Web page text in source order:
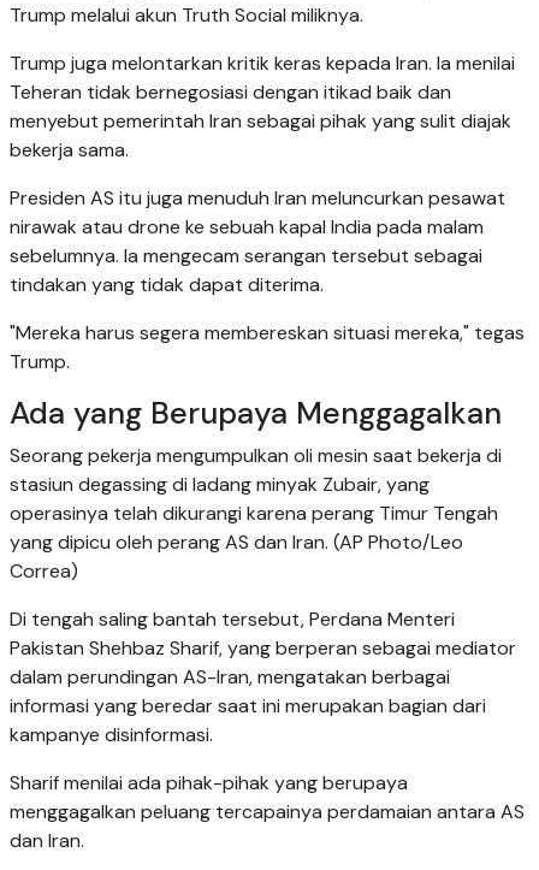
Trump melalui akun Truth Social miliknya.
Trump juga melontarkan kritik keras kepada Iran. Ia menilai
Teheran tidak bernegosiasi dengan itikad baik dan
menyebut pemerintah Iran sebagai pihak yang sulit diajak
bekerja sama.
Presiden AS itu juga menuduh Iran meluncurkan pesawat
nirawak atau drone ke sebuah kapal India pada malam
sebelumnya. Ia mengecam serangan tersebut sebagai
tindakan yang tidak dapat diterima.
"Mereka harus segera membereskan situasi mereka," tegas
Trump.
Ada yang Berupaya Menggagalkan
Seorang pekerja mengumpulkan oli mesin saat bekerja di
stasiun degassing di ladang minyak Zubair, yang
operasinya telah dikurangi karena perang Timur Tengah
yang dipicu oleh perang AS dan Iran. (AP Photo/Leo
Correa)
Di tengah saling bantah tersebut, Perdana Menteri
Pakistan Shehbaz Sharif, yang berperan sebagai mediator
dalam perundingan AS-Iran, mengatakan berbagai
informasi yang beredar saat ini merupakan bagian dari
kampanye disinformasi.
Sharif menilai ada pihak-pihak yang berupaya
menggagalkan peluang tercapainya perdamaian antara AS
dan Iran.